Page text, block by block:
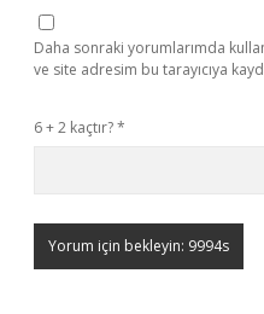
Daha sonraki yorumlarımda
ve site adresim bu tarayıcıya
6 + 2 kaçtır?*